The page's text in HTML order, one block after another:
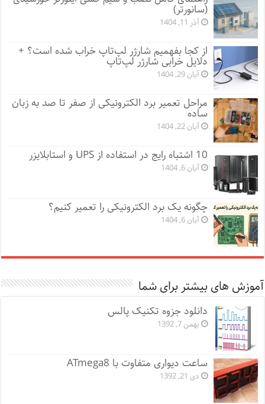
(سانورتر)
آذر 11, 1404
از کجا بفهمیم شارژر لپ‌تاپ خراب شده است؟ +
دلایل خرابی شارژر لپ‌تاپ
آبان 29, 1404
مراحل تعمیر برد الکترونیکی از صفر تا صد به زبان
ساده
آبان 22, 1404
10 اشتباه رایج در استفاده از UPS و استابلایزر
آبان 6, 1404
چگونه یک برد الکترونیکی را تعمیر کنیم؟
آبان 6, 1404
آموزش های بیشتر برای شما
دانلود جزوه تکنیک پالس
بهمن 7, 1392
ساعت دیواری متفاوت با ATmega8
دی 21, 1392